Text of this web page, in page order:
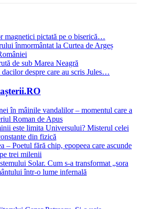
magnetici pictată pe o biserică…
înmormântat la Curtea de Argeș
de sub Marea Neagră
despre care au scris Jules…
în mâinile vandalilor – momentul care a
Roman de Apus
este limita Universului? Misterul celei
din fizică
– Poetul fără chip, epopeea care ascunde
trei milenii
Solar. Cum s-a transformat „sora
într-o lume infernală